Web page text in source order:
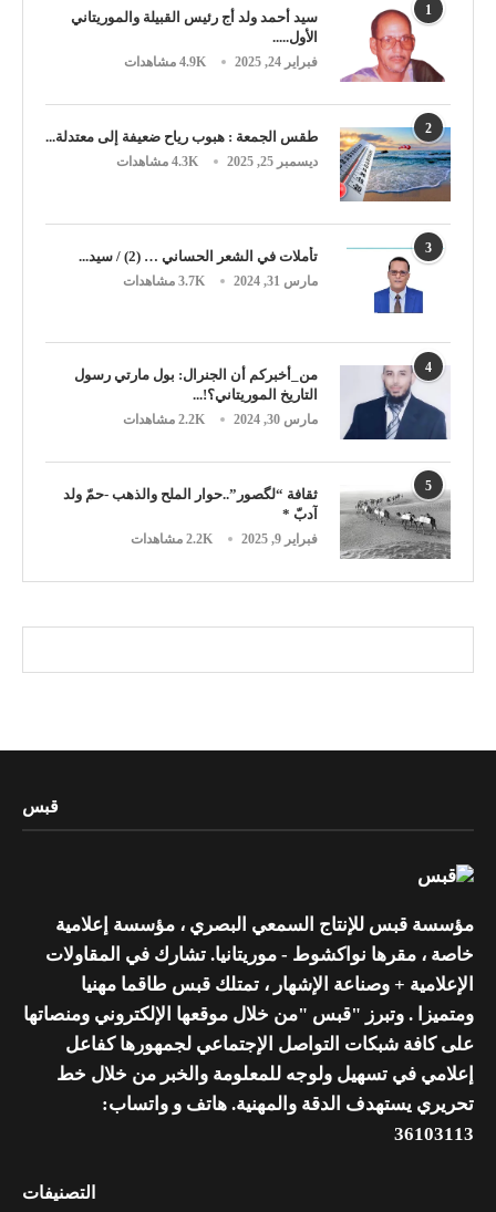
1
سيد أحمد ولد أج رئيس القبيلة والموريتاني
الأول.....
فبراير 24, 2025 4.9K مشاهدات
2 طقس الجمعة : هبوب رياح ضعيفة إلى معتدلة...
ديسمبر 25, 2025 4.3K مشاهدات
3 تأملات في الشعر الحساني … (2) / سيد...
مارس 31, 2024 3.7K مشاهدات
4
من_أخبركم أن الجنرال: بول مارتي رسول
التاريخ الموريتاني؟!...
مارس 30, 2024 2.2K مشاهدات
5
ثقافة “لگصور”..حوار الملح والذهب -حمّ ولد
آدبّ *
فبراير 9, 2025 2.2K مشاهدات
قبس
مؤسسة قبس للإنتاج السمعي البصري ، مؤسسة إعلامية
خاصة ، مقرها نواكشوط - موريتانيا. تشارك في المقاولات
الإعلامية + وصناعة الإشهار ، تمتلك قبس طاقما مهنيا
ومتميزا . وتبرز "قبس "من خلال موقعها الإلكتروني ومنصاتها
على كافة شبكات التواصل الإجتماعي لجمهورها كفاعل
إعلامي في تسهيل ولوجه للمعلومة والخبر من خلال خط
تحريري يستهدف الدقة والمهنية. هاتف و واتساب:
36103113
التصنيفات